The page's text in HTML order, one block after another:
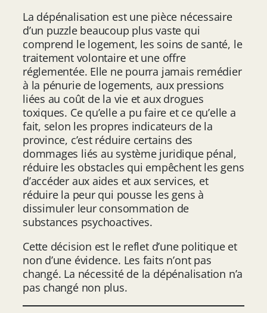
La dépénalisation est une pièce nécessaire
d’un puzzle beaucoup plus vaste qui
comprend le logement, les soins de santé, le
traitement volontaire et une offre
réglementée. Elle ne pourra jamais remédier
à la pénurie de logements, aux pressions
liées au coût de la vie et aux drogues
toxiques. Ce qu’elle a pu faire et ce qu’elle a
fait, selon les propres indicateurs de la
province, c’est réduire certains des
dommages liés au système juridique pénal,
réduire les obstacles qui empêchent les gens
d’accéder aux aides et aux services, et
réduire la peur qui pousse les gens à
dissimuler leur consommation de
substances psychoactives.
Cette décision est le reflet d’une politique et
non d’une évidence. Les faits n’ont pas
changé. La nécessité de la dépénalisation n’a
pas changé non plus.